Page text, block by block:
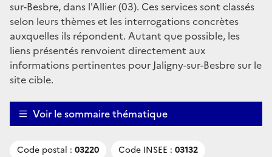
sur-Besbre, dans l'Allier (03). Ces services sont classés
selon leurs thèmes et les interrogations concrètes
auxquelles ils répondent. Autant que possible, les
liens présentés renvoient directement aux
informations pertinentes pour Jaligny-sur-Besbre sur le
site cible.
Voir le sommaire thématique
Code postal : 03220 Code INSEE : 03132